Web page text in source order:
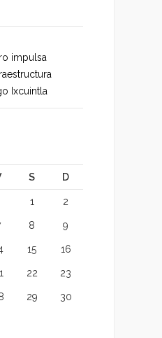
impulsa
Ixcuintla
S D
1 2
8 9
15 16
22 23
29 30